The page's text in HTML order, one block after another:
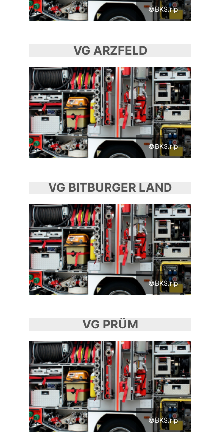
©BKS.rlp
VG ARZFELD
©BKS.rlp
VG BITBURGER LAND
©BKS.rlp
VG PRÜM
©BKS.rlp